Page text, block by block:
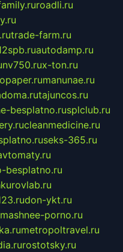
roadli.ru
trade-farm.ru
autodamp.ru
nv750.rux-ton.ru
manunae.ru
tajuncos.ru
besplatno.rusplclub.ru
cleanmedicine.ru
seks-365.ru
besplatno.ru
don-ykt.ru
porno.ru
metropoltravel.ru
rostotsky.ru